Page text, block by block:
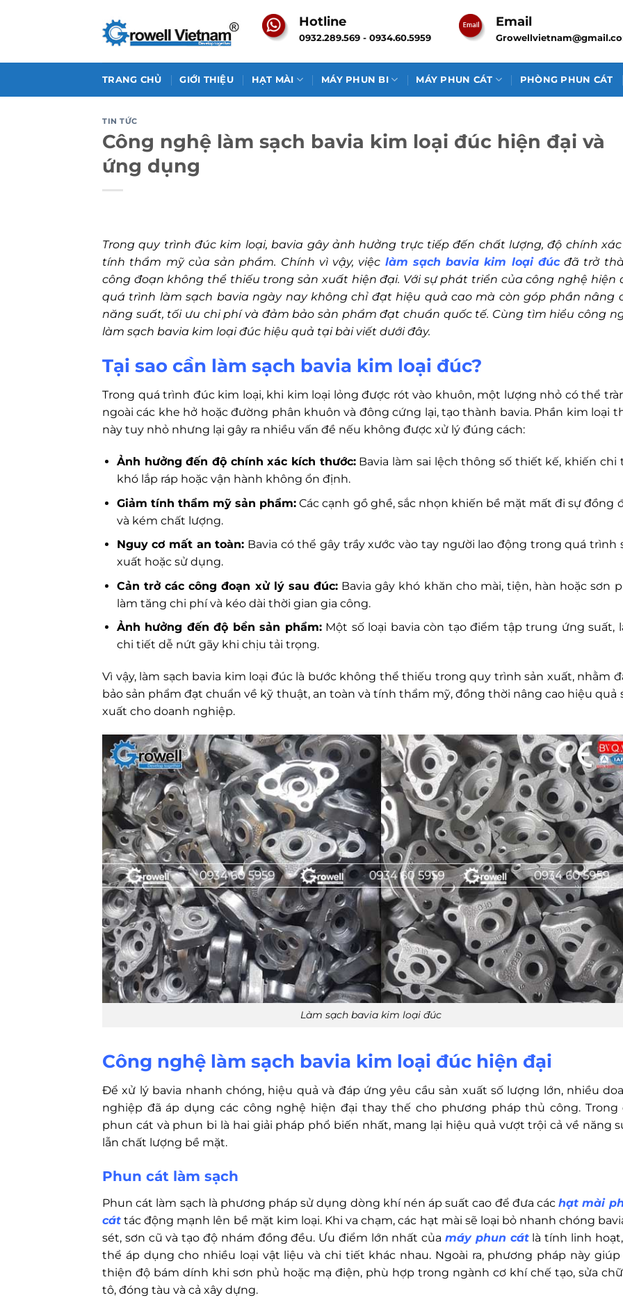
Hotline
0932.289.569 - 0934.60.5959
Email
TRANG CHỦ GIỚI THIỆU HẠT MÀI MÁY PHUN BI MÁY PHUN CÁT PHÒNG PHUN CÁT
TIN TỨC
Công nghệ làm sạch bavia kim loại đúc hiện đại và
ứng dụng
Trong quy trình đúc kim loại, bavia gây ảnh hưởng trực tiếp đến chất lượng, độ chính xác
tính thẩm mỹ của sản phẩm. Chính vì vậy, việc làm sạch bavia kim loại đúcđã trở
công đoạn không thể thiếu trong sản xuất hiện đại. Với sự phát triển của công nghệ hiện
quá trình làm sạch bavia ngày nay không chỉ đạt hiệu quả cao mà còn góp phần nâng
năng suất, tối ưu chi phí và đảm bảo sản phẩm đạt chuẩn quốc tế. Cùng tìm hiểu công
làm sạch bavia kim loại đúc hiệu quả tại bài viết dưới đây.
Tại sao cần làm sạch bavia kim loại đúc?
Trong quá trình đúc kim loại, khi kim loại lỏng được rót vào khuôn, một lượng nhỏ có thể
ngoài các khe hở hoặc đường phân khuôn và đông cứng lại, tạo thành bavia. Phần kim loại
này tuy nhỏ nhưng lại gây ra nhiều vấn đề nếu không được xử lý đúng cách:
Ảnh hưởng đến độ chính xác kích thước:Bavia làm sai lệch thông số thiết kế, khiến chi
khó lắp ráp hoặc vận hành không ổn định.
Giảm tính thẩm mỹ sản phẩm: Các cạnh gồ ghề, sắc nhọn khiến bề mặt mất đi sự đồng
và kém chất lượng.
Nguy cơ mất an toàn: Bavia có thể gây trầy xước vào tay người lao động trong quá trình
xuất hoặc sử dụng.
Cản trở các công đoạn xử lý sau đúc:Bavia gây khó khăn cho mài, tiện, hàn hoặc sơn
làm tăng chi phí và kéo dài thời gian gia công.
Ảnh hưởng đến độ bền sản phẩm:Một số loại bavia còn tạo điểm tập trung ứng suất,
chi tiết dễ nứt gãy khi chịu tải trọng.
Vì vậy, làm sạch bavia kim loại đúc là bước không thể thiếu trong quy trình sản xuất, nhằm
bảo sản phẩm đạt chuẩn về kỹ thuật, an toàn và tính thẩm mỹ, đồng thời nâng cao hiệu quả
xuất cho doanh nghiệp.
Làm sạch bavia kim loại đúc
Công nghệ làm sạch bavia kim loại đúc hiện đại
Để xử lý bavia nhanh chóng, hiệu quả và đáp ứng yêu cầu sản xuất số lượng lớn, nhiều
nghiệp đã áp dụng các công nghệ hiện đại thay thế cho phương pháp thủ công. Trong
phun cát và phun bi là hai giải pháp phổ biến nhất, mang lại hiệu quả vượt trội cả về năng
lẫn chất lượng bề mặt.
Phun cát làm sạch
Phun cát làm sạch là phương pháp sử dụng dòng khí nén áp suất cao để đưa cáchạt mài
cát tác động mạnh lên bề mặt kim loại. Khi va chạm, các hạt mài sẽ loại bỏ nhanh chóng
sét, sơn cũ và tạo độ nhám đồng đều. Ưu điểm lớn nhất của máy phun cátlà tính linh
thể áp dụng cho nhiều loại vật liệu và chi tiết khác nhau. Ngoài ra, phương pháp này giúp
thiện độ bám dính khi sơn phủ hoặc mạ điện, phù hợp trong ngành cơ khí chế tạo, sửa
tô, đóng tàu và cả xây dựng.